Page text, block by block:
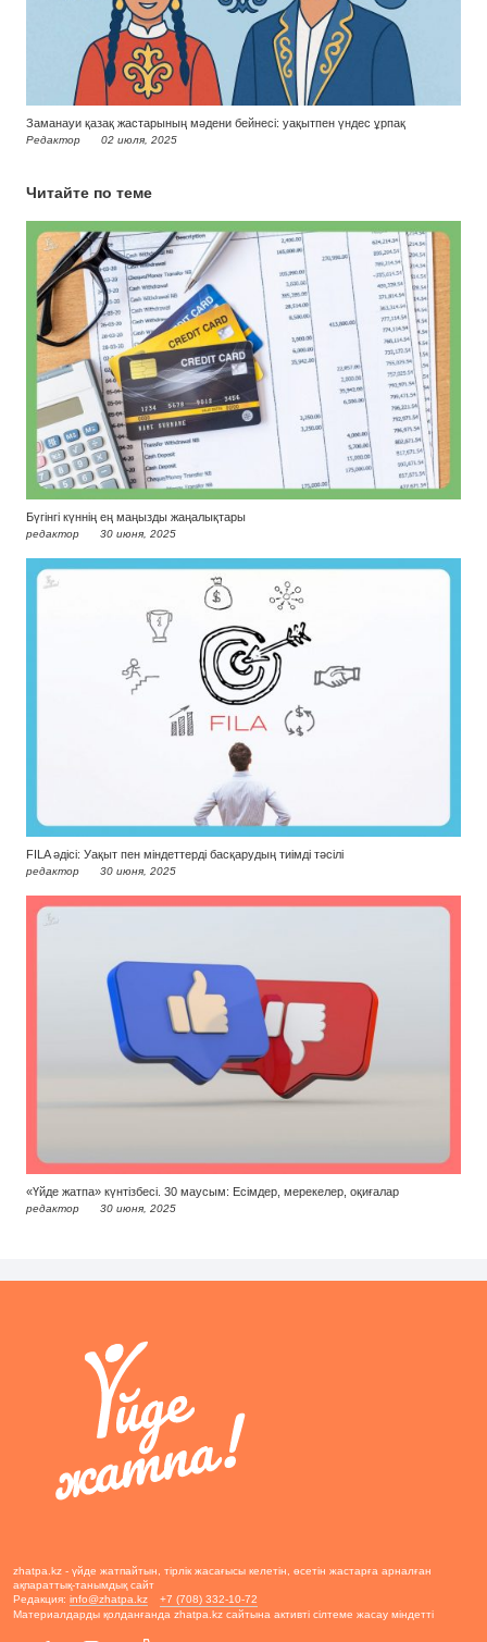
Заманауи қазақ жастарының мәдени бейнесі: уақытпен үндес ұрпақ
Редактор 02 июля, 2025
Читайте по теме
Бүгінгі күннің ең маңызды жаңалықтары
редактор 30 июня, 2025
FILA әдісі: Уақыт пен міндеттерді басқарудың тиімді тәсілі
редактор 30 июня, 2025
«Үйде жатпа» күнтізбесі. 30 маусым: Есімдер, мерекелер, оқиғалар
редактор 30 июня, 2025
zhatpa.kz - үйде жатпайтын, тірлік жасағысы келетін, өсетін жастарға арналған
ақпараттық-танымдық сайт
Редакция: info@zhatpa.kz
+7 (708) 332-10-72
Материалдарды қолданғанда zhatpa.kz сайтына активті сілтеме жасау міндетті